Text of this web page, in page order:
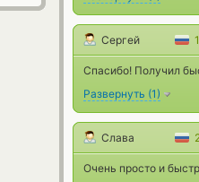
Сергей
Спасибо! Получил
Развернуть (1)
Слава
Очень просто и